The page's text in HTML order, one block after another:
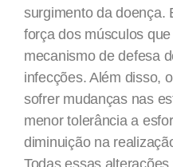
surgimento da doença.
força dos músculos
mecanismo de defesa
infecções. Além disso,
sofrer mudanças nas
menor tolerância a
diminuição na
Todas essas